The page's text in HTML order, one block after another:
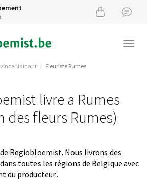
Hainaut Fleuriste Rumes
livre a Rumes
des fleurs Rumes)
Regiobloemist. Nous livrons des
toutes les régions de Belgique avec
du producteur..